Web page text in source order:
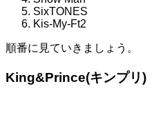
SixTONES
Kis-My-Ft2
順番に見ていきましょう。
King&Prince(キンプリ)